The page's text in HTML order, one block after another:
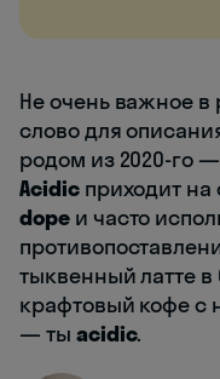
Не очень важное в
слово для
родом из 2020-го
Acidicприходит на
dopeи часто
тыквенный латте
крафтовый кофе с
— ты acidic.